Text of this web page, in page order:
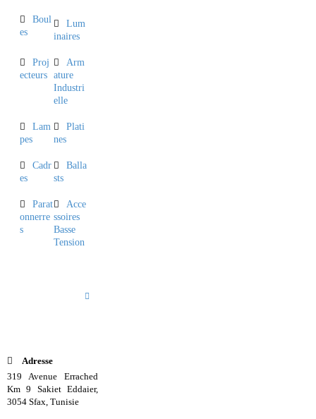
Boul
es
Lum
inaires
Proj
ecteurs
Arm
ature
Industri
elle
Lam
pes
Plati
nes
Cadr
es
Balla
sts
Parat
onnerre
s
Acce
ssoires
Basse
Tension
Adresse
319 Avenue Errached
Km 9 Sakiet Eddaier,
3054 Sfax, Tunisie